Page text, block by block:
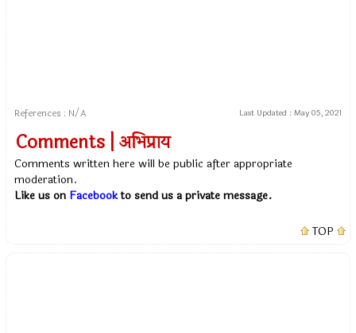
References : N/A Last Updated : May 05, 2021
Comments | अभिप्राय
Comments written here will be public after appropriate
moderation.
Like us on Facebookto send us a private message.
TOP